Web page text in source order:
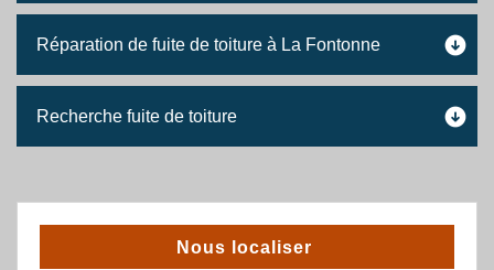
Réparation de fuite de toiture à La Fontonne
Recherche fuite de toiture
Nous localiser